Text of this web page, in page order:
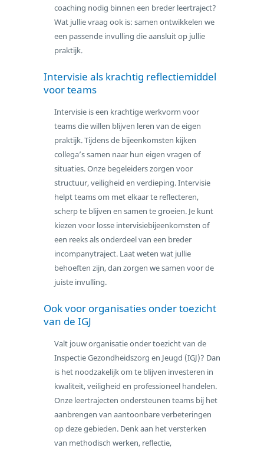
coaching nodig binnen een breder leertraject?
Wat jullie vraag ook is: samen ontwikkelen we
een passende invulling die aansluit op jullie
praktijk.
Intervisie als krachtig reflectiemiddel
voor teams
Intervisie is een krachtige werkvorm voor
teams die willen blijven leren van de eigen
praktijk. Tijdens de bijeenkomsten kijken
collega’s samen naar hun eigen vragen of
situaties. Onze begeleiders zorgen voor
structuur, veiligheid en verdieping. Intervisie
helpt teams om met elkaar te reflecteren,
scherp te blijven en samen te groeien. Je kunt
kiezen voor losse intervisiebijeenkomsten of
een reeks als onderdeel van een breder
incompanytraject. Laat weten wat jullie
behoeften zijn, dan zorgen we samen voor de
juiste invulling.
Ook voor organisaties onder toezicht
van de IGJ
Valt jouw organisatie onder toezicht van de
Inspectie Gezondheidszorg en Jeugd (IGJ)? Dan
is het noodzakelijk om te blijven investeren in
kwaliteit, veiligheid en professioneel handelen.
Onze leertrajecten ondersteunen teams bij het
aanbrengen van aantoonbare verbeteringen
op deze gebieden. Denk aan het versterken
van methodisch werken, reflectie,